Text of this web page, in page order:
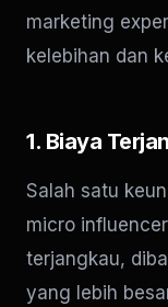
marketing
kelebihan dan
1. Biaya
Salah satu
micro
terjangkau,
yang lebih